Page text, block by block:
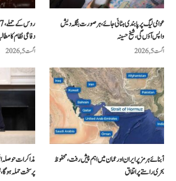
دفاعی نظام کا
اگست 5, 2026
عوامی لیگ پر پابندی ہٹائی جائے، ہر صورت بنگلہ دیش
واپس آؤں گی، شیخ حسینہ
اگست 5, 2026
مذاکرات حوصلہ
پر سخت حملہ
آبنائے ہرمز پر ایران اور عمان میں اہم پیش رفت، محفوظ
بحری راستے پر اتفاق